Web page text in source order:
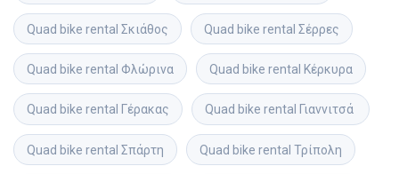
Quad bike rental Σκιάθος Quad bike rental Σέρρες
Quad bike rental Φλώρινα Quad bike rental Κέρκυρα
Quad bike rental Γέρακας Quad bike rental Γιαννιτσά
Quad bike rental Σπάρτη Quad bike rental Τρίπολη